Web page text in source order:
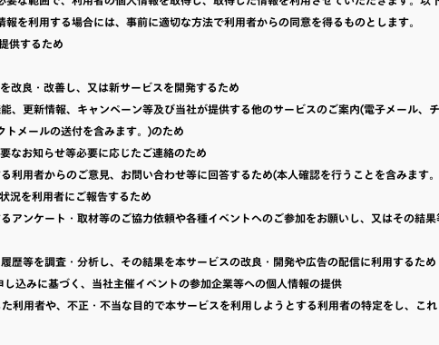
報を利用する場合には、事前に適切な方法で利用者からの同意を得るものとします。
供するため
改良・改善し、又は新サービスを開発するため
、更新情報、キャンペーン等及び当社が提供する他のサービスのご案内(電子メール、
トメールの送付を含みます。)のため
なお知らせ等必要に応じたご連絡のため
利用者からのご意見、お問い合わせ等に回答するため(本人確認を行うことを含みます
況を利用者にご報告するため
アンケート・取材等のご協力依頼や各種イベントへのご参加をお願いし、又はその結果
歴等を調査・分析し、その結果を本サービスの改良・開発や広告の配信に利用するため
し込みに基づく、当社主催イベントの参加企業等への個人情報の提供
た利用者や、不正・不当な目的で本サービスを利用しようとする利用者の特定をし、こ